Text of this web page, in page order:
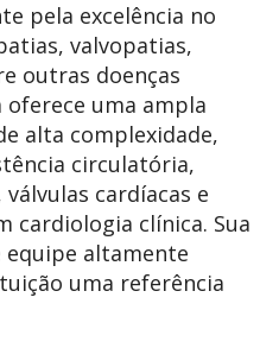
pela excelência no
valvopatias,
outras doenças
oferece uma ampla
alta complexidade,
circulatória,
cardíacas e
cardiologia clínica. Sua
altamente
uma referência